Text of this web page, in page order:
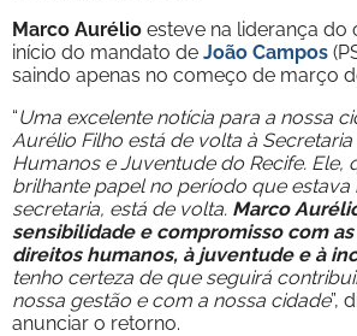
Marco Aurélio esteve na liderança do
início do mandato de João Campos
saindo apenas no começo de março
“Uma excelente notícia para a nossa
Aurélio Filho está de volta à
Humanos e Juventude do Recife. Ele,
brilhante papel no período que
secretaria, está de volta. Marco
sensibilidade e compromisso com as
direitos humanos, à juventude e à
tenho certeza de que seguirá
nossa gestão e com a nossa cidade”,
anunciar o retorno.